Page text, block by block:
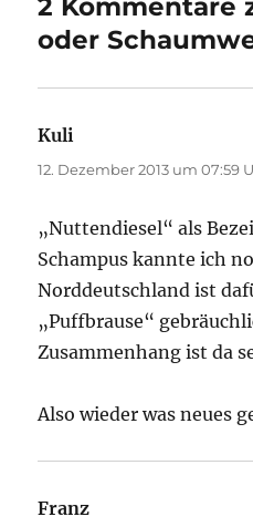
2 Kommentare
oder
Kuli
12. Dezember 2013 um 07:59
„Nuttendiesel“ als
Schampus kannte ich
Norddeutschland ist
„Puffbrause“
Zusammenhang ist da
Also wieder was neues
Franz